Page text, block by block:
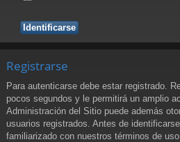
Registrarse
Para autenticarse debe estar registrado.
pocos segundos y le permitirá un amplio
Administración del Sitio puede además
usuarios registrados. Antes de
familiarizado con nuestros términos de